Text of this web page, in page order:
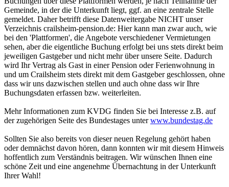
Gemeinde, in der die Unterkunft liegt, ggf. an eine zentrale Stelle
gemeldet. Daher betrifft diese Datenweitergabe NICHT unser
Verzeichnis crailsheim-pension.de: Hier kann man zwar auch, wie
bei den 'Plattformen', die Angebote verschiedener Vermietungen
sehen, aber die eigentliche Buchung erfolgt bei uns stets direkt beim
jeweiligen Gastgeber und nicht mehr über unsere Seite. Dadurch
wird Ihr Vertrag als Gast in einer Pension oder Ferienwohnung in
und um Crailsheim stets direkt mit dem Gastgeber geschlossen, ohne
dass wir uns dazwischen stellen und auch ohne dass wir Ihre
Buchungsdaten erfassen bzw. weiterleiten.
Mehr Informationen zum KVDG finden Sie bei Interesse z.B. auf
der zugehörigen Seite des Bundestages unterwww.bundestag.de
Sollten Sie also bereits von dieser neuen Regelung gehört haben
oder demnächst davon hören, dann konnten wir mit diesem Hinweis
hoffentlich zum Verständnis beitragen. Wir wünschen Ihnen eine
schöne Zeit und eine angenehme Übernachtung in der Unterkunft
Ihrer Wahl!